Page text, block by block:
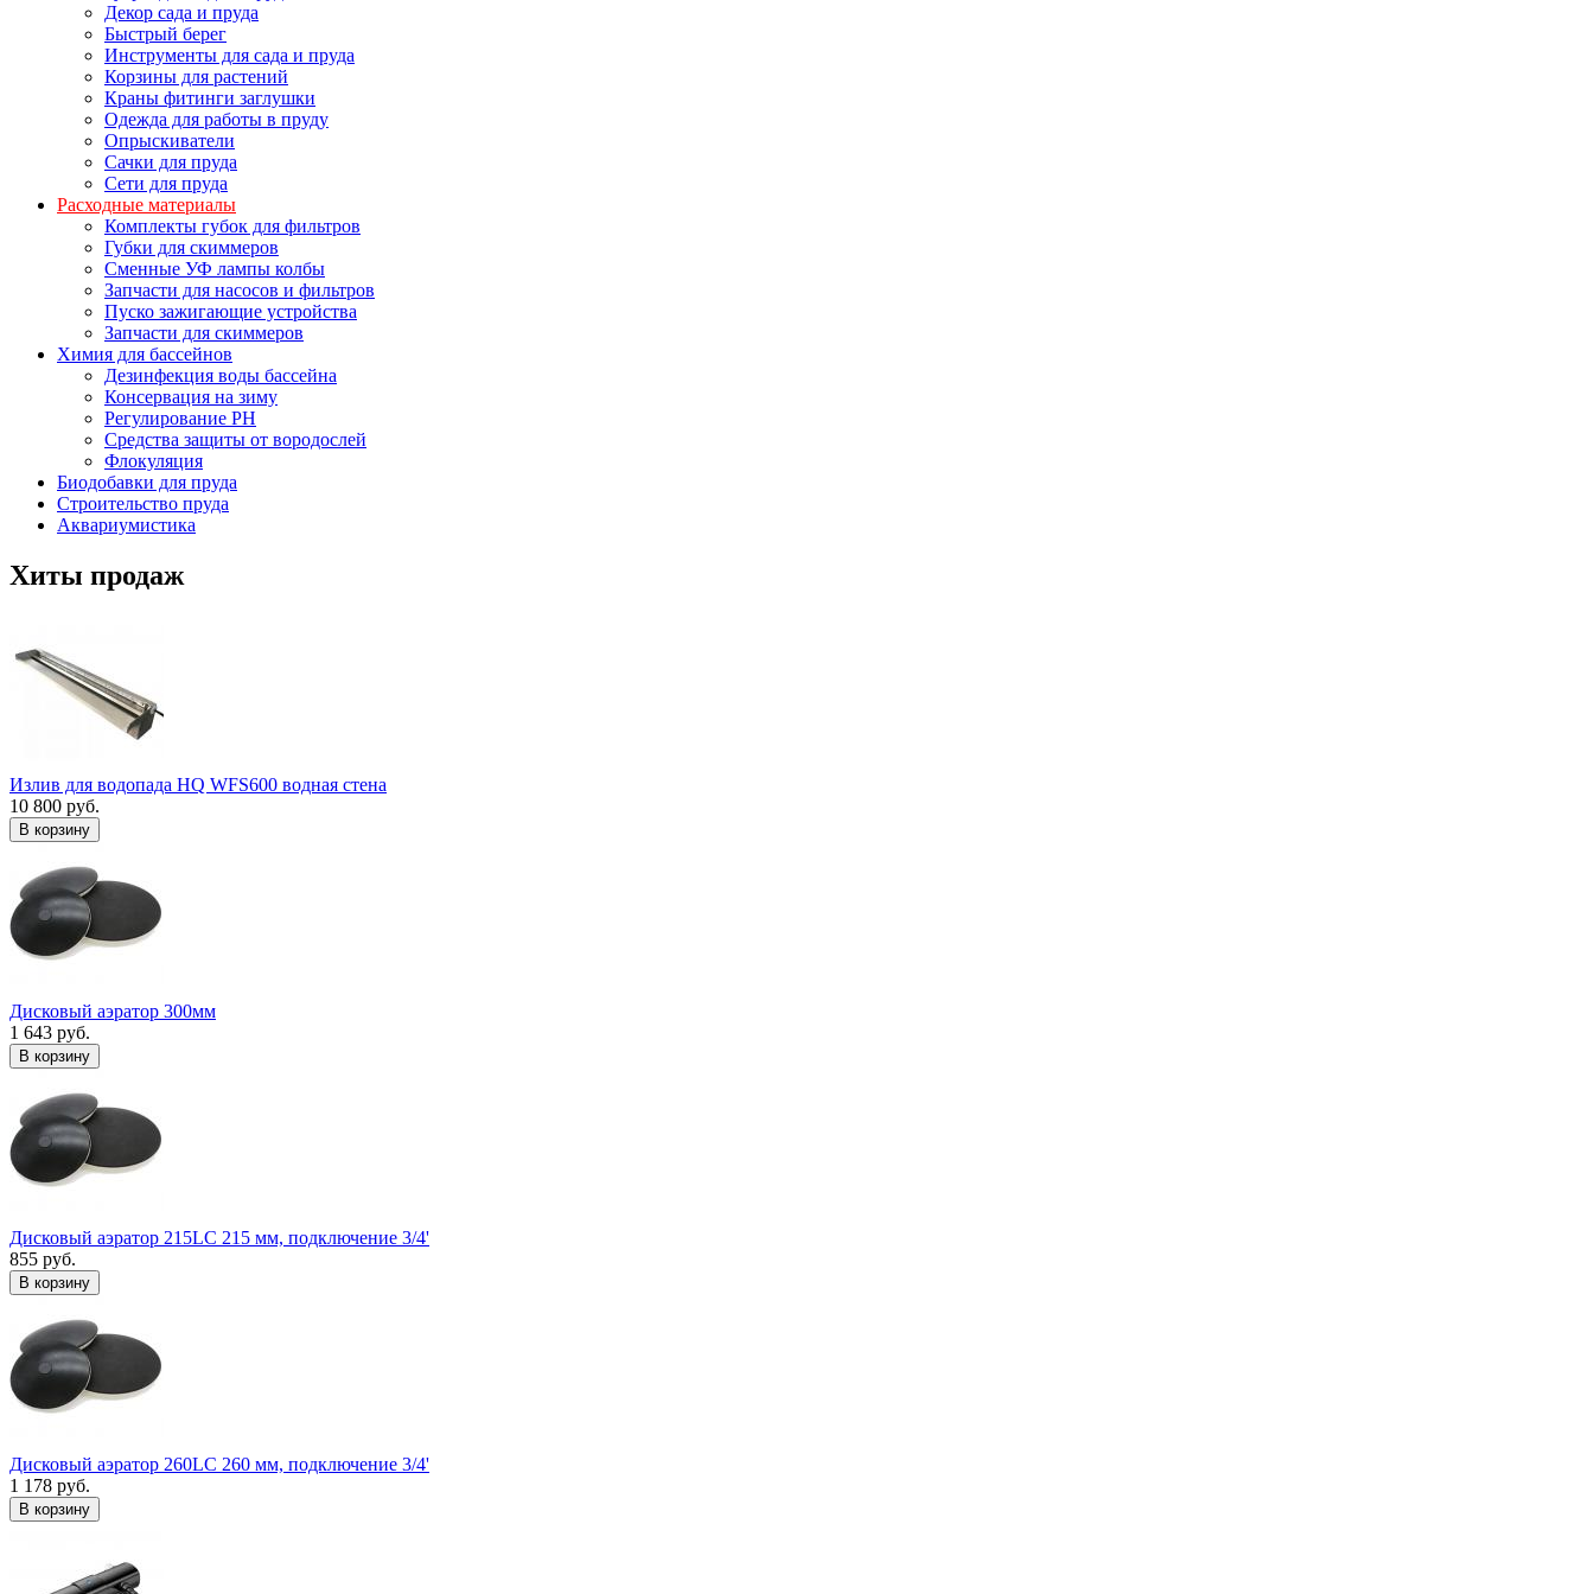
Декор сада и пруда
Быстрый берег
Инструменты для сада и пруда
Корзины для растений
Краны фитинги заглушки
Одежда для работы в пруду
Опрыскиватели
Сачки для пруда
Сети для пруда
Расходные материалы
Комплекты губок для фильтров
Губки для скиммеров
Сменные УФ лампы колбы
Запчасти для насосов и фильтров
Пуско зажигающие устройства
Запчасти для скиммеров
Химия для бассейнов
Дезинфекция воды бассейна
Консервация на зиму
Регулирование PH
Средства защиты от вородослей
Флокуляция
Биодобавки для пруда
Строительство пруда
Аквариумистика
Хиты продаж
Излив для водопада HQ WFS600 водная стена
10 800 руб.
В корзину
Дисковый аэратор 300мм
1 643 руб.
В корзину
Дисковый аэратор 215LC 215 мм, подключение 3/4'
855 руб.
В корзину
Дисковый аэратор 260LC 260 мм, подключение 3/4'
1 178 руб.
В корзину